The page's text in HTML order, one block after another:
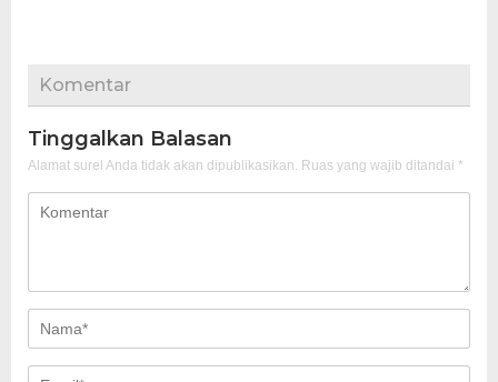
Komentar
Tinggalkan Balasan
Alamat surel Anda tidak akan dipublikasikan. Ruas yang wajib ditandai *